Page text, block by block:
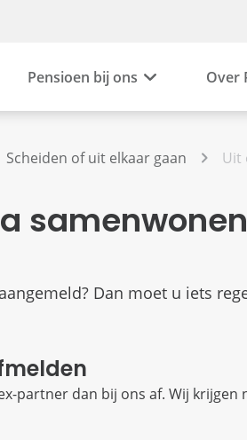
Pensioen bij ons Over
Scheiden of uit elkaar gaan Uit
samenwonen
Dan moet u iets
partner dan bij ons af. Wij